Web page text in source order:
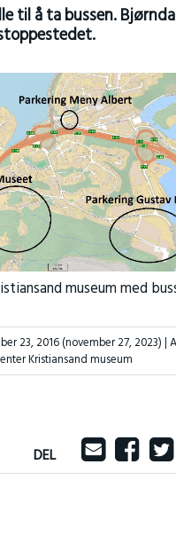
til å ta bussen.
museum med
23, 2016(november 27, 2023)|
Kristiansand museum
DEL